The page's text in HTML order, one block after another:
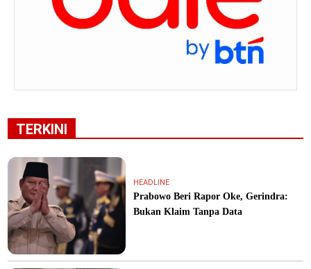
TERKINI
HEADLINE
Prabowo Beri Rapor Oke, Gerindra:
Bukan Klaim Tanpa Data